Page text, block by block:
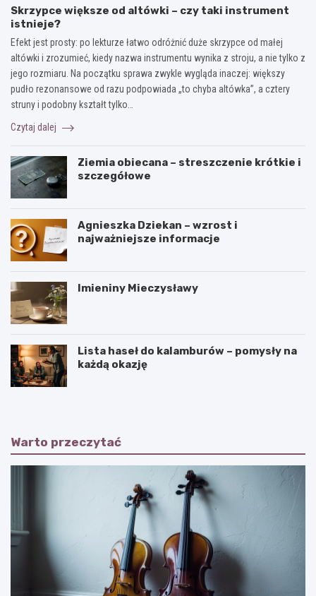
Skrzypce większe od altówki – czy taki instrument
istnieje?
Efekt jest prosty: po lekturze łatwo odróżnić duże skrzypce od małej
altówki i zrozumieć, kiedy nazwa instrumentu wynika z stroju, a nie tylko z
jego rozmiaru. Na początku sprawa zwykle wygląda inaczej: większy
pudło rezonansowe od razu podpowiada „to chyba altówka”, a cztery
struny i podobny kształt tylko…
Czytaj dalej
Ziemia obiecana – streszczenie krótkie i
szczegółowe
Agnieszka Dziekan – wzrost i
najważniejsze informacje
Imieniny Mieczysławy
Lista haseł do kalamburów – pomysły na
każdą okazję
Warto przeczytać